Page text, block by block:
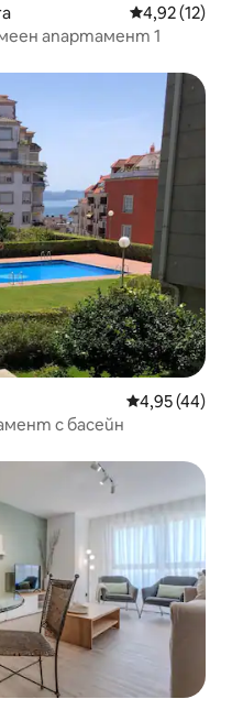
Средна
4,92 (12)
апартамент 1
Средна
4,95 (44)
с басейн